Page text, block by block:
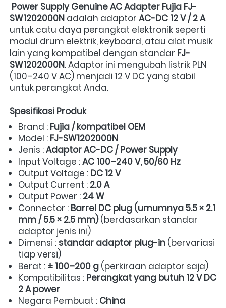
Power Supply Genuine AC Adapter Fujia FJ-
SW1202000N adalah adaptor AC-DC 12 V / 2 A
untuk catu daya perangkat elektronik seperti
modul drum elektrik, keyboard, atau alat musik
lain yang kompatibel dengan standar FJ-
SW1202000N. Adaptor ini mengubah listrik PLN
(100–240 V AC) menjadi 12 V DC yang stabil
untuk perangkat Anda.
Spesifikasi Produk
Brand : Fujia / kompatibel OEM
Model : FJ-SW1202000N
Jenis : Adaptor AC-DC / Power Supply
Input Voltage : AC 100–240 V, 50/60 Hz
Output Voltage : DC 12 V
Output Current : 2.0 A
Output Power : 24 W
Connector : Barrel DC plug (umumnya 5.5 × 2.1
mm / 5.5 × 2.5 mm) (berdasarkan standar
adaptor jenis ini)
Dimensi : standar adaptor plug-in (bervariasi
tiap versi)
Berat : ± 100–200 g (perkiraan adaptor saja)
Kompatibilitas : Perangkat yang butuh 12 V DC
2 A power
Negara Pembuat : China